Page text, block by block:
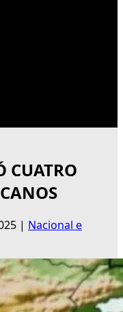
CUATRO
| Nacional e